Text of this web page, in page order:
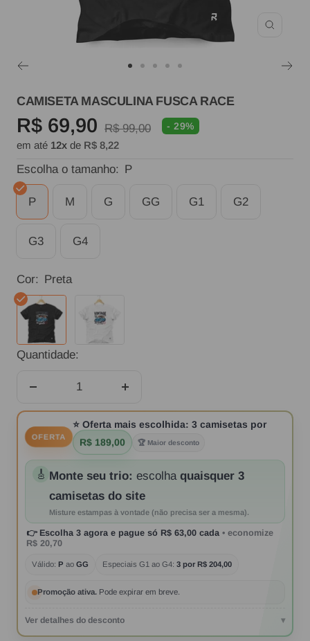
ao
1
ao
slide
2
ao
slide
ao
slide
4
ao
slide
5
CAMISETA MASCULINA FUSCA RACE
Preço
promocional
R$ 69,90 Preço
normal
R$ 99,00 - 29%
em até 12x de R$ 8,22
Escolha o tamanho: P
P M G GG G1 G2
G3 G4
Cor:
Preta
Preta
Branca
Quantidade:
quantidade
quantidade
OFERTA
⭐ Oferta mais escolhida: 3 camisetas por
R$ 189,00
🏆 Maior desconto
🎸 Monte seu trio: escolha quaisquer 3
camisetas do site
Misture estampas à vontade (não precisa ser a mesma).
👉 Escolha 3 agora e pague só R$ 63,00 cada • economize
R$ 20,70
Válido: P ao GG Especiais G1 ao G4: 3 por R$ 204,00
Promoção ativa. Pode expirar em breve.
Ver detalhes do desconto ▾